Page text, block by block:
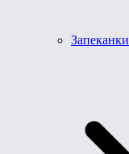
Запеканки